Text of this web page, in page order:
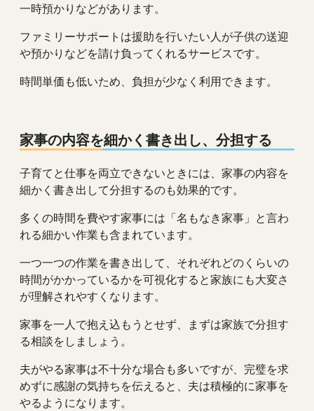
一時預かりなどがあります。
ファミリーサポートは援助を行いたい人が子供の送迎
や預かりなどを請け負ってくれるサービスです。
時間単価も低いため、負担が少なく利用できます。
家事の内容を細かく書き出し、分担する
子育てと仕事を両立できないときには、家事の内容を
細かく書き出して分担するのも効果的です。
多くの時間を費やす家事には「名もなき家事」と言わ
れる細かい作業も含まれています。
一つ一つの作業を書き出して、それぞれどのくらいの
時間がかかっているかを可視化すると家族にも大変さ
が理解されやすくなります。
家事を一人で抱え込もうとせず、まずは家族で分担す
る相談をしましょう。
夫がやる家事は不十分な場合も多いですが、完璧を求
めずに感謝の気持ちを伝えると、夫は積極的に家事を
やるようになります。